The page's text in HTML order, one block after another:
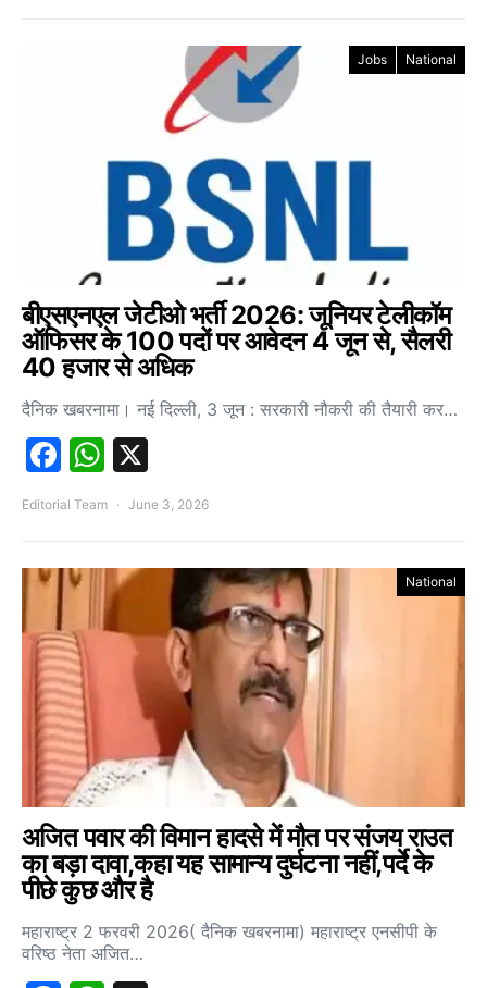
Jobs National
बीएसएनएल जेटीओ भर्ती 2026: जूनियर टेलीकॉम
ऑफिसर के 100 पदों पर आवेदन 4 जून से, सैलरी
40 हजार से अधिक
दैनिक खबरनामा। नई दिल्ली, 3 जून : सरकारी नौकरी की तैयारी कर…
Facebook
WhatsApp
Editorial Team June 3, 2026
National
अजित पवार की विमान हादसे में मौत पर संजय राउत
का बड़ा दावा,कहा यह सामान्य दुर्घटना नहीं,पर्दे के
पीछे कुछ और है
महाराष्ट्र 2 फरवरी 2026( दैनिक खबरनामा) महाराष्ट्र एनसीपी के
वरिष्ठ नेता अजित…